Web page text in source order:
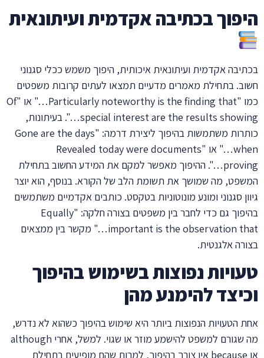
היפוך בכתיבה אקדמית ועיתונאית
בכתיבה אקדמית ועיתונאית איכותית, היפוך משמש ככלי סגנוני
חשוב. בתחילת מאמרים מדעיים תמצאו לעתים קרובות משפטים
כמו "Particularly noteworthy is the finding that…" או "Of
special interest are the results showing…". בעיתונות,
כותרות משתמשות בהיפוך ליצירת דרמה: "Gone are the days
when…" או "Revealed today were documents
proving…". ההיפוך מאפשר למקם את המידע החשוב בתחילת
המשפט, מה שמושך את תשומת הלב של הקורא. בנוסף, הוא יוצר
גיוון סגנוני ומונע מונוטוניות בטקסט. כותבים אקדמיים משתמשים
בהיפוך גם כדי לחבר בין משפטים בצורה חלקה: "Equally
important is the observation that…" מקשר בין ממצאים
בצורה אלגנטית.
טעויות נפוצות בשימוש בהיפוך
וכיצד להימנע מהן
אחת הטעויות הנפוצות ביותר היא שימוש בהיפוך כשהוא לא נדרש,
מה שגורם למשפט להישמע מוזר או שגוי. למשל, אחרי although
או because אין צורך בהיפוך, למרות שהם מופיעים בתחילת